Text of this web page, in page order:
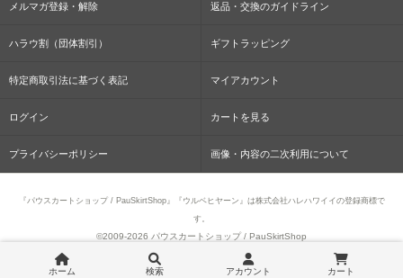
メルマガ登録・解除 返品・交換のガイドライン
ハラウ割（団体割引） ギフトラッピング
特定商取引法に基づく表記 マイアカウント
ログイン カートを見る
プライバシーポリシー 画像・内容の二次利用について
『パウスカートショップ / PauSkirtShop』『ウルベヒヤーン』は株式会社ハレハワイイの登録商標で
す。
©2009-2026 パウスカートショップ / PauSkirtShop
ホーム 検索 アカウント カート